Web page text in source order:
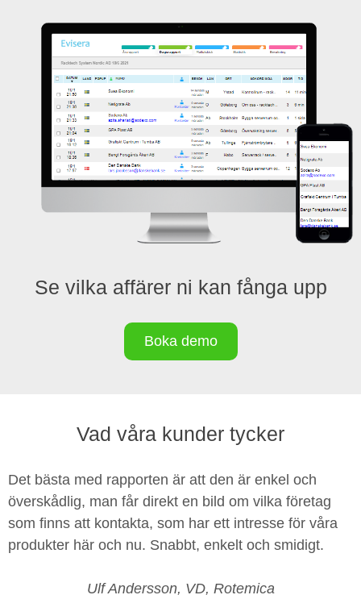
Se vilka affärer ni kan fånga upp
Boka demo
Vad våra kunder tycker
Det bästa med rapporten är att den är enkel och
överskådlig, man får direkt en bild om vilka företag
som finns att kontakta, som har ett intresse för våra
produkter här och nu. Snabbt, enkelt och smidigt.
Ulf Andersson, VD, Rotemica